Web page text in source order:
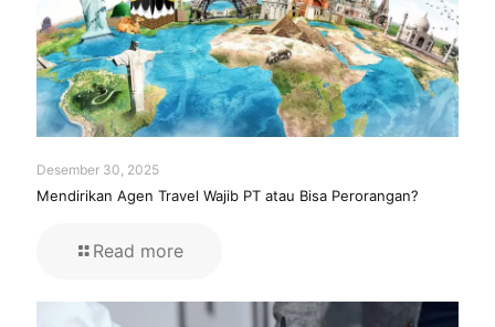
Desember 30, 2025
Mendirikan Agen Travel Wajib PT atau Bisa Perorangan?
Read more